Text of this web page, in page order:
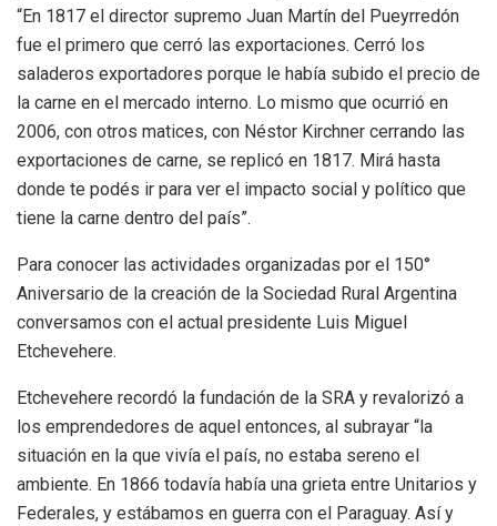
“En 1817 el director supremo Juan Martín del Pueyrredón
fue el primero que cerró las exportaciones. Cerró los
saladeros exportadores porque le había subido el precio de
la carne en el mercado interno. Lo mismo que ocurrió en
2006, con otros matices, con Néstor Kirchner cerrando las
exportaciones de carne, se replicó en 1817. Mirá hasta
donde te podés ir para ver el impacto social y político que
tiene la carne dentro del país”.
Para conocer las actividades organizadas por el 150°
Aniversario de la creación de la Sociedad Rural Argentina
conversamos con el actual presidente Luis Miguel
Etchevehere.
Etchevehere recordó la fundación de la SRA y revalorizó a
los emprendedores de aquel entonces, al subrayar “la
situación en la que vivía el país, no estaba sereno el
ambiente. En 1866 todavía había una grieta entre Unitarios y
Federales, y estábamos en guerra con el Paraguay. Así y